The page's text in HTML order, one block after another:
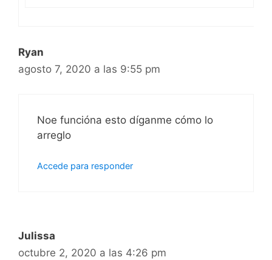
Ryan
agosto 7, 2020 a las 9:55 pm
Noe funcióna esto díganme cómo lo
arreglo
Accede para responder
Julissa
octubre 2, 2020 a las 4:26 pm